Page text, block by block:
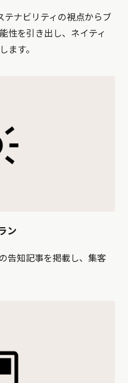
テナビリティの視点からブ
性を引き出し、ネイティ
ます。
ン
告知記事を掲載し、集客